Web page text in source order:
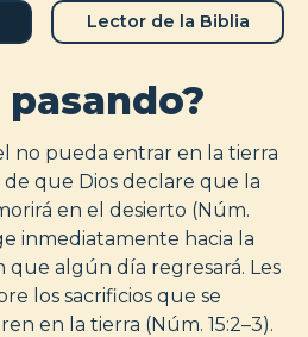
Lector de la Biblia
no pueda entrar en la tierra
que Dios declare que la
en el desierto (Núm.
inmediatamente hacia la
que algún día regresará. Les
los sacrificios que se
en la tierra (Núm. 15:2–3).